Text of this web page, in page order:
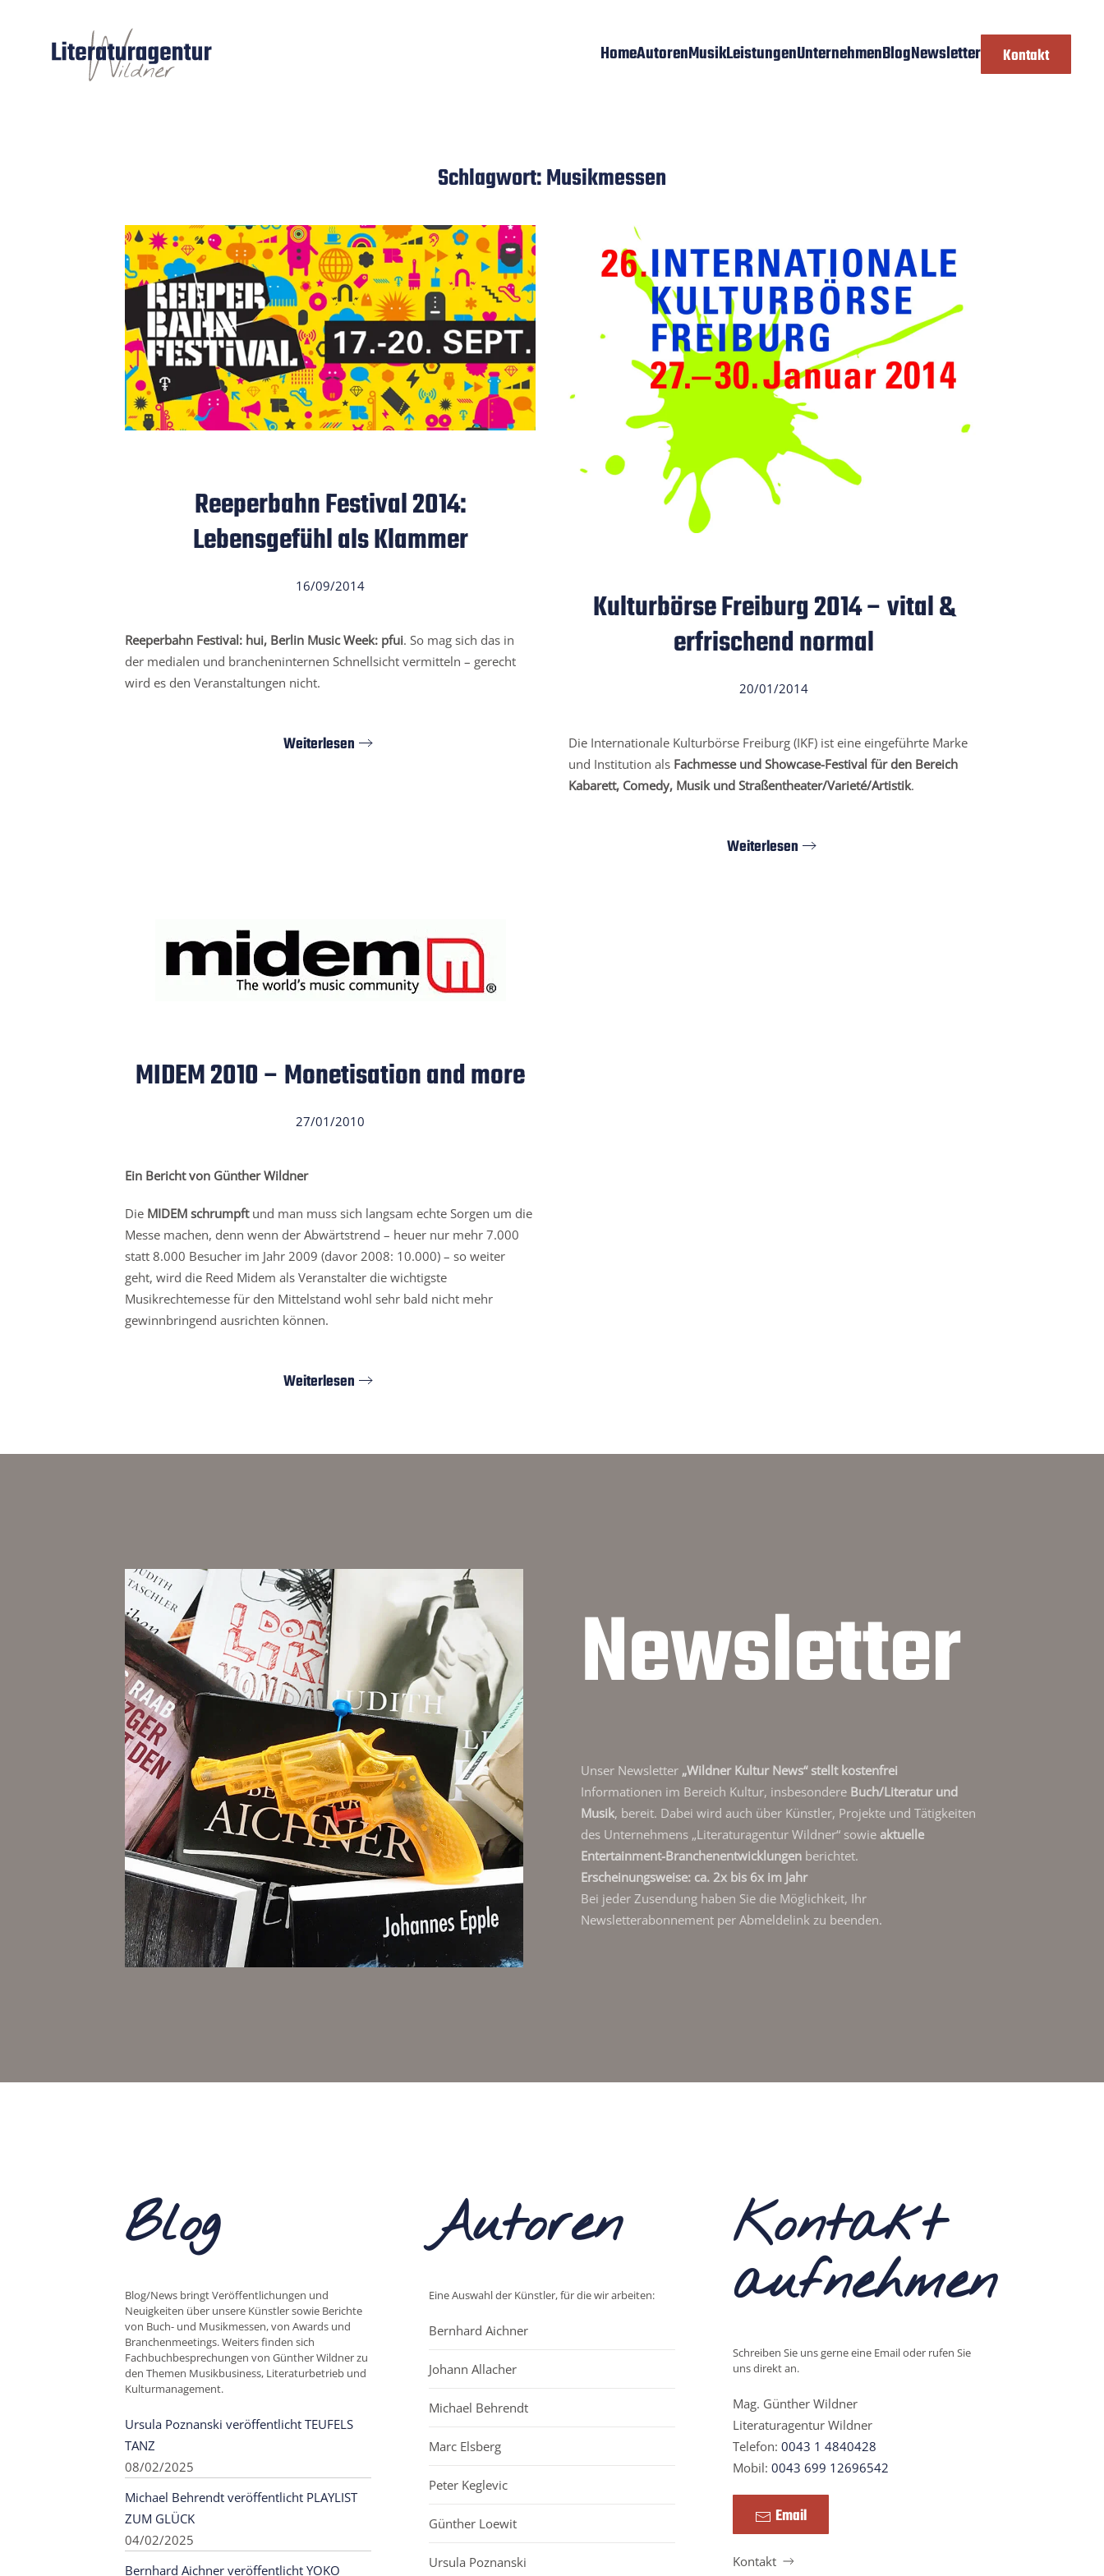
HomeAutorenMusikLeistungenUnternehmenBlogNewsletter Kontakt
Schlagwort:Musikmessen
Reeperbahn Festival 2014:
Lebensgefühl als Klammer
16/09/2014
Reeperbahn Festival: hui, Berlin Music Week: pfui. So mag sich das in
der medialen und brancheninternen Schnellsicht vermitteln – gerecht
wird es den Veranstaltungen nicht.
Weiterlesen
Kulturbörse Freiburg 2014 – vital &
erfrischend normal
20/01/2014
Die Internationale Kulturbörse Freiburg (IKF) ist eine eingeführte Marke
und Institution als Fachmesse und Showcase-Festival für den Bereich
Kabarett, Comedy, Musik und Straßentheater/Varieté/Artistik.
Weiterlesen
MIDEM 2010 – Monetisation and more
27/01/2010
Ein Bericht von Günther Wildner
Die MIDEM schrumpftund man muss sich langsam echte Sorgen um die
Messe machen, denn wenn der Abwärtstrend – heuer nur mehr 7.000
statt 8.000 Besucher im Jahr 2009 (davor 2008: 10.000) – so weiter
geht, wird die Reed Midem als Veranstalter die wichtigste
Musikrechtemesse für den Mittelstand wohl sehr bald nicht mehr
gewinnbringend ausrichten können.
Weiterlesen
Newsletter
Unser Newsletter „Wildner Kultur News“ stellt kostenfrei
Informationen im Bereich Kultur, insbesondere Buch/Literatur und
Musik, bereit. Dabei wird auch über Künstler, Projekte und Tätigkeiten
des Unternehmens „Literaturagentur Wildner“ sowie aktuelle
Entertainment-Branchenentwicklungen berichtet.
Erscheinungsweise: ca. 2x bis 6x im Jahr
Bei jeder Zusendung haben Sie die Möglichkeit, Ihr
Newsletterabonnement per Abmeldelink zu beenden.
Blog
Blog/News bringt Veröffentlichungen und
Neuigkeiten über unsere Künstler sowie Berichte
von Buch- und Musikmessen, von Awards und
Branchenmeetings. Weiters finden sich
Fachbuchbesprechungen von Günther Wildner zu
den Themen Musikbusiness, Literaturbetrieb und
Kulturmanagement.
Ursula Poznanski veröffentlicht TEUFELS
TANZ
08/02/2025
Michael Behrendt veröffentlicht PLAYLIST
ZUM GLÜCK
04/02/2025
Bernhard Aichner veröffentlicht YOKO
Autoren
Eine Auswahl der Künstler, für die wir arbeiten:
Bernhard Aichner
Johann Allacher
Michael Behrendt
Marc Elsberg
Peter Keglevic
Günther Loewit
Ursula Poznanski
Kontakt
aufnehmen
Schreiben Sie uns gerne eine Email oder rufen Sie
uns direkt an.
Mag. Günther Wildner
Literaturagentur Wildner
Telefon: 0043 1 4840428
Mobil: 0043 699 12696542
Email
Kontakt